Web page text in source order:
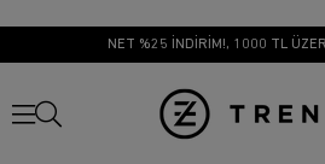
NET %25 İNDİRİM!, 1000 TL